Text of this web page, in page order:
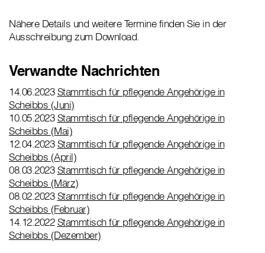
Nähere Details und weitere Termine finden Sie in der
Ausschreibung zum Download.
Verwandte Nachrichten
14.06.2023 Stammtisch für pflegende Angehörige in
Scheibbs (Juni)
10.05.2023 Stammtisch für pflegende Angehörige in
Scheibbs (Mai)
12.04.2023 Stammtisch für pflegende Angehörige in
Scheibbs (April)
08.03.2023 Stammtisch für pflegende Angehörige in
Scheibbs (März)
08.02.2023 Stammtisch für pflegende Angehörige in
Scheibbs (Februar)
14.12.2022 Stammtisch für pflegende Angehörige in
Scheibbs (Dezember)